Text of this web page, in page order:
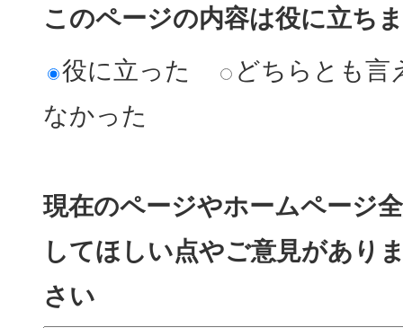
このページの内容は役に立ち
役に立った
どちらとも言
なかった
現在のページやホームページ
してほしい点やご意見があり
さい